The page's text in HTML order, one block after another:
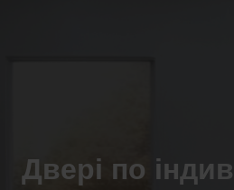
Двері по